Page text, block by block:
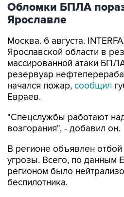
Обломки БПЛА
Ярославле
Москва. 6 августа.
Ярославской области в
массированной атаки
резервуар
начался пожар, сообщил
Евраев.
"Спецслужбы работают
возгорания", - добавил он.
В регионе объявлен отбой
угрозы. Всего, по данным
регионом было
беспилотника.